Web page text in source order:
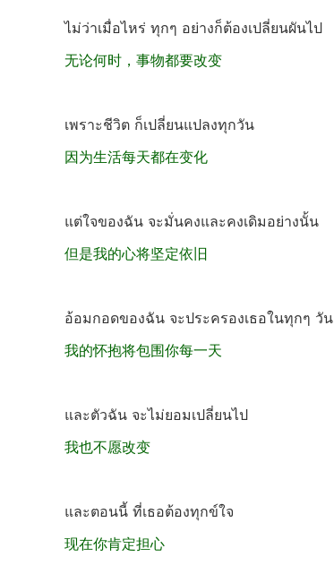
ไม่ว่าเมื่อไหร่ ทุกๆ อย่างก็ต้องเปลี่ยนผันไป
无论何时，事物都要改变
เพราะชีวิต ก็เปลี่ยนแปลงทุกวัน
因为生活每天都在变化
แต่ใจของฉัน จะมั่นคงและคงเดิมอย่างนั้น
但是我的心将坚定依旧
อ้อมกอดของฉัน จะประครองเธอในทุกๆ วัน
我的怀抱将包围你每一天
และตัวฉัน จะไม่ยอมเปลี่ยนไป
我也不愿改变
และตอนนี้ ที่เธอต้องทุกข์ใจ
现在你肯定担心